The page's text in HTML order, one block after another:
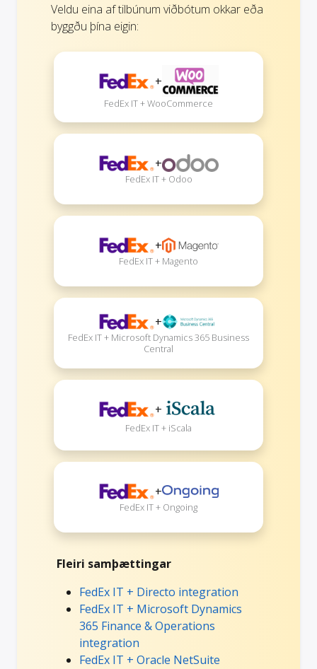
Veldu eina af tilbúnum viðbótum okkar eða
byggðu þína eigin:
+
FedEx IT + WooCommerce
+
FedEx IT + Odoo
+
FedEx IT + Magento
+
FedEx IT + Microsoft Dynamics 365 Business
Central
+
FedEx IT + iScala
+
FedEx IT + Ongoing
Fleiri samþættingar
FedEx IT + Directo integration
FedEx IT + Microsoft Dynamics
365 Finance & Operations
integration
FedEx IT + Oracle NetSuite